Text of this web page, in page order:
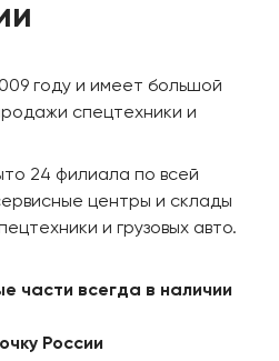
году и имеет большой
спецтехники и
24 филиала по всей
центры и склады
и грузовых авто.
части всегда в наличии
России